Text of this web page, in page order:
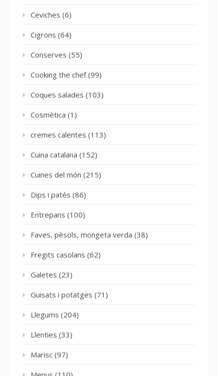
Ceviches (6)
Cigrons (64)
Conserves (55)
Cooking the chef(99)
Coques salades (103)
Cosmètica (1)
cremes calentes (113)
Cuina catalana (152)
Cuines del món (215)
Dips i patés (86)
Entrepans (100)
Faves, pèsols, mongeta verda (38)
Fregits casolans (62)
Galetes (23)
Guisats i potatges (71)
Llegums (204)
Llenties (33)
Marisc (97)